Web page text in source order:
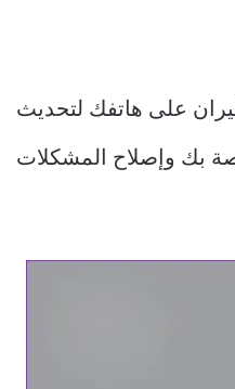
على هاتفك لتحديث
بك وإصلاح المشكلات